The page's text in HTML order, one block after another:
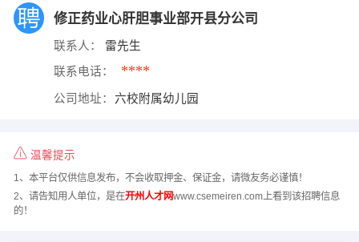
修正药业心肝胆事业部开县分公司
联系人： 雷先生
联系电话： ****
公司地址： 六校附属幼儿园
温馨提示
1、本平台仅供信息发布，不会收取押金、保证金，请微友务必谨慎！
2、请告知用人单位，是在开州人才网www.csemeiren.com上看到该招聘信息
的！